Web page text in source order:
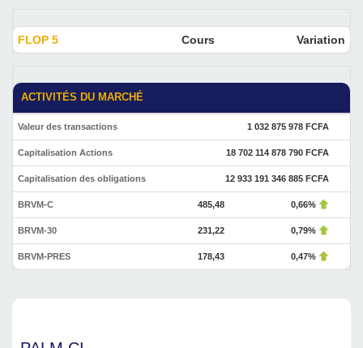
FLOP 5 Cours Variation
ACTIVITÉS DU MARCHÉ
Valeur des transactions 1 032 875 978 FCFA
Capitalisation Actions 18 702 114 878 790 FCFA
Capitalisation des obligations 12 933 191 346 885 FCFA
BRVM-C 485,48 0,66%
BRVM-30 231,22 0,79%
BRVM-PRES 178,43 0,47%